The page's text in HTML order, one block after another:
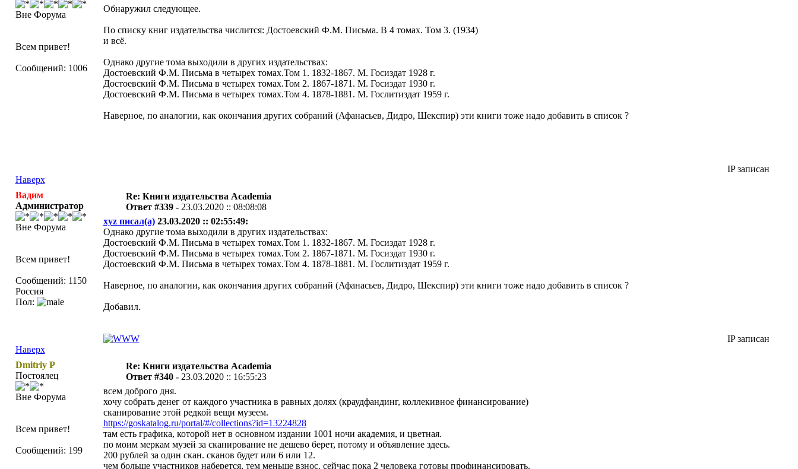
Вне Форума
Всем привет!
Сообщений: 1006
Обнаружил следующее.
По списку книг издательства числится: Достоевский Ф.М. Письма. В 4 томах. Том 3. (1934)
и всё.
Однако другие тома выходили в других издательствах:
Достоевский Ф.М. Письма в четырех томах.Том 1. 1832-1867. М. Госиздат 1928 г.
Достоевский Ф.М. Письма в четырех томах.Том 2. 1867-1871. М. Госиздат 1930 г.
Достоевский Ф.М. Письма в четырех томах.Том 4. 1878-1881. М. Гослитиздат 1959 г.
Наверное, по аналогии, как окончания других собраний (Афанасьев, Дидро, Шекспир) эти книги тоже надо добавить в список ?
Наверх
IP записан
Вадим
Администратор
Вне Форума
Всем привет!
Сообщений: 1150
Россия
Пол:
Re: Книги издательства Academia
Ответ #339 - 23.03.2020 :: 08:08:08
xyz писал(а)23.03.2020 :: 02:55:49:
Однако другие тома выходили в других издательствах:
Достоевский Ф.М. Письма в четырех томах.Том 1. 1832-1867. М. Госиздат 1928 г.
Достоевский Ф.М. Письма в четырех томах.Том 2. 1867-1871. М. Госиздат 1930 г.
Достоевский Ф.М. Письма в четырех томах.Том 4. 1878-1881. М. Гослитиздат 1959 г.
Наверное, по аналогии, как окончания других собраний (Афанасьев, Дидро, Шекспир) эти книги тоже надо добавить в список ?
Добавил.
Наверх
IP записан
Dmitriy P
Постоялец
Вне Форума
Всем привет!
Сообщений: 199
Re: Книги издательства Academia
Ответ #340 - 23.03.2020 :: 16:55:23
всем доброго дня.
хочу собрать денег от каждого участника в равных долях (краудфандинг, коллекивное финансирование)
сканирование этой редкой вещи музеем.
https://goskatalog.ru/portal/#/collections?id=13224828
там есть графика, которой нет в основном издании 1001 ночи академия, и цветная.
по моим меркам музей за сканирование не дешево берет, потому и объявление здесь.
200 рублей за один скан. сканов будет или 6 или 12.
чем больше участников наберется, тем меньше взнос. сейчас пока 2 человека готовы профинансировать.